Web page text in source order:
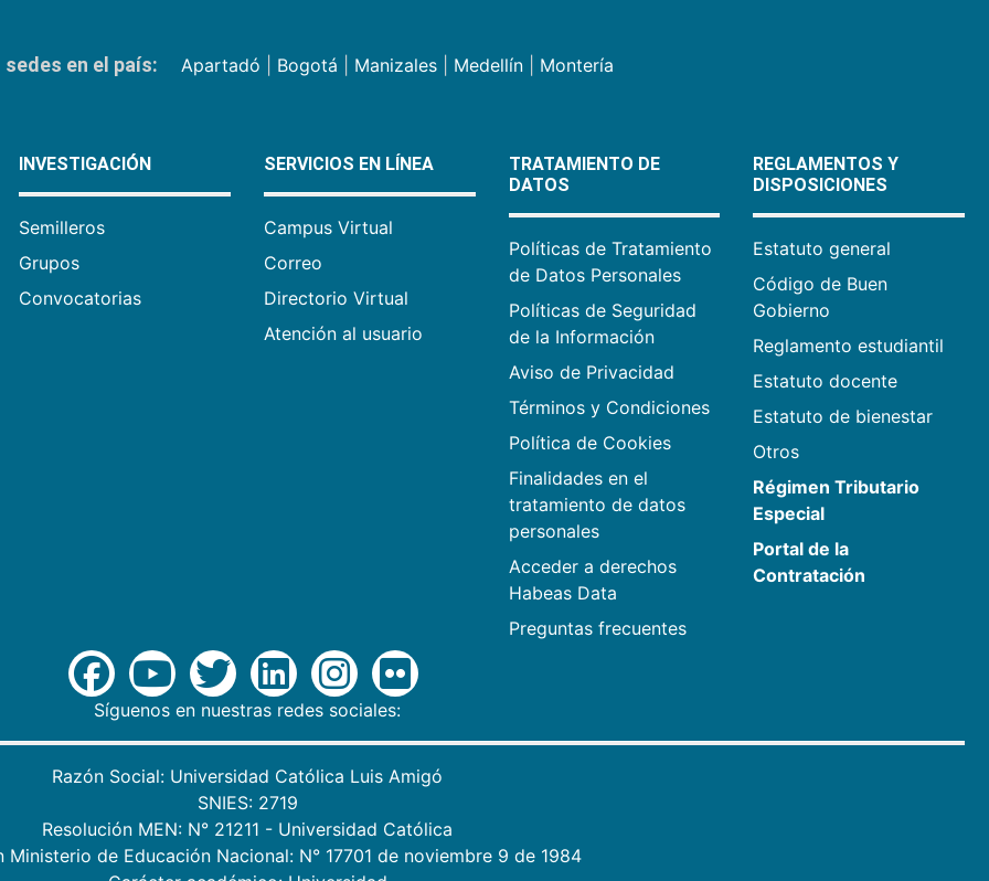
en el país: Apartadó Bogotá Manizales| Medellín| Montería
INVESTIGACIÓN
Semilleros
Grupos
Convocatorias
SERVICIOS EN LÍNEA
Campus Virtual
Correo
Directorio Virtual
Atención al usuario
TRATAMIENTO DE
DATOS
Políticas de Tratamiento
de Datos Personales
Políticas de Seguridad
de la Información
Aviso de Privacidad
Términos y Condiciones
Política de Cookies
Finalidades en el
tratamiento de datos
personales
Acceder a derechos
Habeas Data
Preguntas frecuentes
REGLAMENTOS Y
DISPOSICIONES
Estatuto general
Código de Buen
Gobierno
Reglamento estudiantil
Estatuto docente
Estatuto de bienestar
Otros
Régimen Tributario
Especial
Portal de la
Contratación
Síguenos en nuestras redes sociales:
Razón Social: Universidad Católica Luis Amigó
SNIES: 2719
Resolución MEN: N° 21211 - Universidad Católica
Ministerio de Educación Nacional: N° 17701 de noviembre 9 de 1984